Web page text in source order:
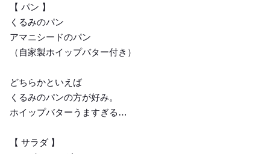
【 パン 】
くるみのパン
アマニシードのパン
（自家製ホイップバター付き）
どちらかといえば
くるみのパンの方が好み。
ホイップバターうますぎる…
【 サラダ 】